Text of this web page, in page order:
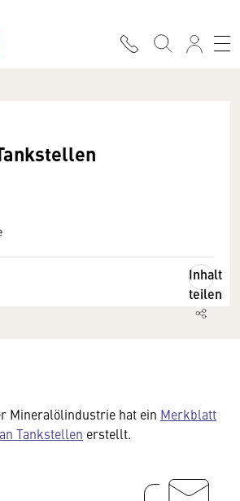
Inhalt
teilen
Mineralölindustrie hat ein Merkblatt
Tankstellen erstellt.